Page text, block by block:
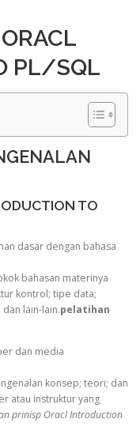
PL/SQL
TO
dasar dengan bahasa
bahasan materinya
kontrol; tipe data;
lain-lain.pelatihan
dan media
konsep; teori; dan
atau instruktur yang
prinisp Oracl Introduction